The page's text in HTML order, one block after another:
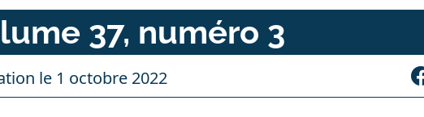
37, numéro 3
le 1 octobre 2022